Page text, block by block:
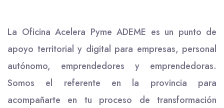
La Oficina Acelera Pyme ADEME es un punto de
apoyo territorial y digital para empresas, personal
autónomo, emprendedores y emprendedoras.
Somos el referente en la provincia para
acompañarte en tu proceso de transformación